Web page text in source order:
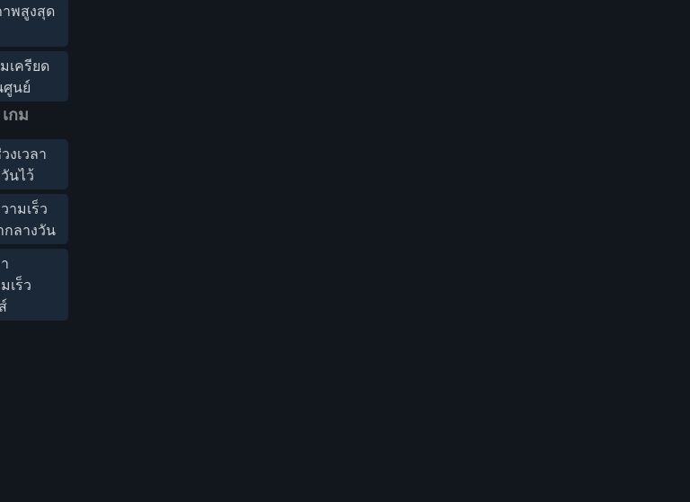
าพสูงสุด
เครียด
ศูนย์
กม
งเวลา
นไว้
ามเร็ว
กลางวัน
เร็ว